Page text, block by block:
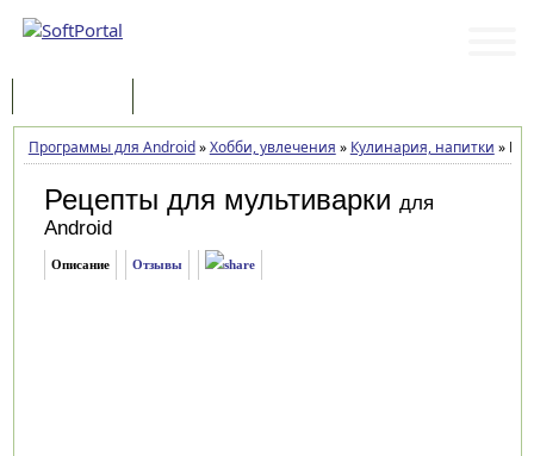
Программы для Android»Хобби, увлечения » Кулинария, напитки »
Рецепты для мультиварки для
Android
Описание Отзывы